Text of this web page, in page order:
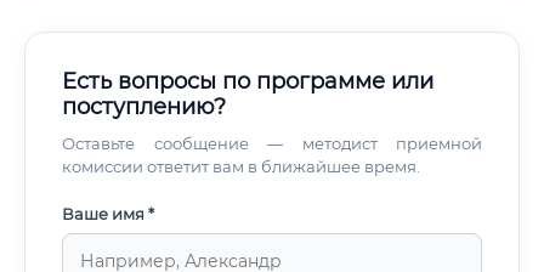
Есть вопросы по программе или
поступлению?
Оставьте сообщение — методист приемной
комиссии ответит вам в ближайшее время.
Ваше имя *